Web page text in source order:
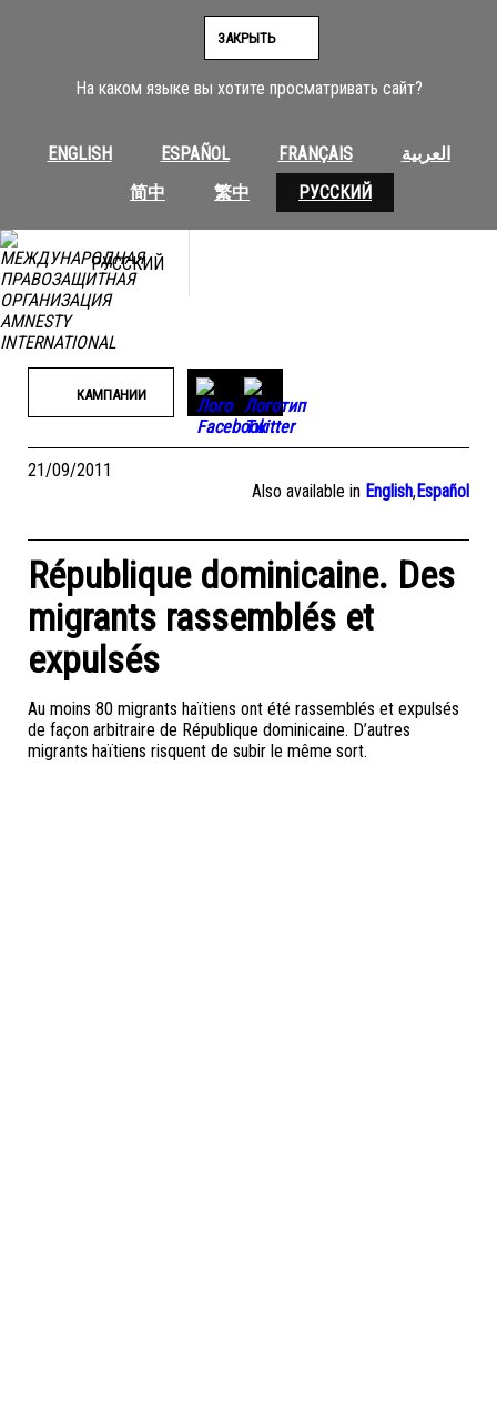
На каком языке вы хотите просматривать сайт?
ENGLISH ESPAÑOL FRANÇAIS
العربية
简中
繁中 РУССКИЙ
ЗАКРЫТЬ
РУССКИЙ
КАМПАНИИ
21/09/2011
Also available in English,Español
République dominicaine. Des
migrants rassemblés et
expulsés
Au moins 80 migrants haïtiens ont été rassemblés et expulsés
de façon arbitraire de République dominicaine. D’autres
migrants haïtiens risquent de subir le même sort.